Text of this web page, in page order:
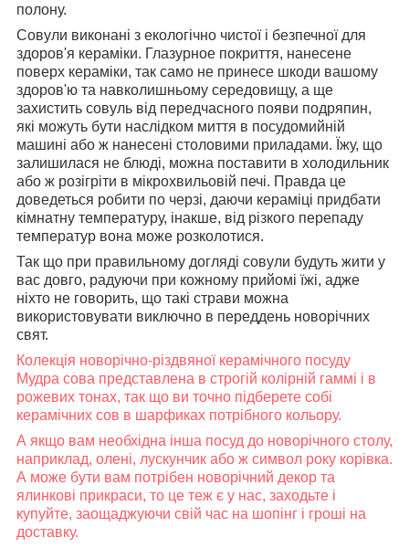
полону.
Совули виконані з екологічно чистої і безпечної для
здоров'я кераміки. Глазурное покриття, нанесене
поверх кераміки, так само не принесе шкоди вашому
здоров'ю та навколишньому середовищу, а ще
захистить совуль від передчасного появи подряпин,
які можуть бути наслідком миття в посудомийній
машині або ж нанесені столовими приладами. Їжу, що
залишилася не блюді, можна поставити в холодильник
або ж розігріти в мікрохвильовій печі. Правда це
доведеться робити по черзі, даючи кераміці придбати
кімнатну температуру, інакше, від різкого перепаду
температур вона може розколотися.
Так що при правильному догляді совули будуть жити у
вас довго, радуючи при кожному прийомі їжі, адже
ніхто не говорить, що такі страви можна
використовувати виключно в переддень новорічних
свят.
Колекція новорічно-різдвяної керамічного посуду
Мудра сова представлена в строгій колірній гаммі і в
рожевих тонах, так що ви точно підберете собі
керамічних сов в шарфиках потрібного кольору.
А якщо вам необхідна інша посуд до новорічного столу,
наприклад, олені, лускунчик або ж символ року корівка.
А може бути вам потрібен новорічний декор та
ялинкові прикраси, то це теж є у нас, заходьте і
купуйте, заощаджуючи свій час на шопінг і гроші на
доставку.